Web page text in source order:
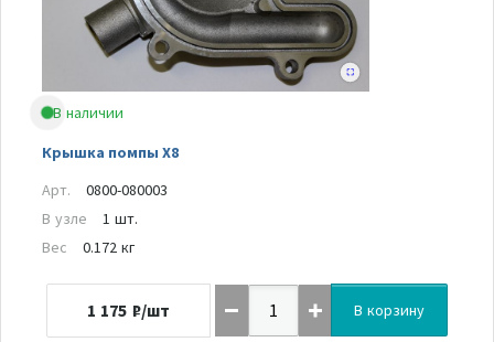
В наличии
Крышка помпы Х8
Арт.
0800-080003
В узле
1 шт.
Вес
0.172 кг
1 175 ₽/шт В корзину